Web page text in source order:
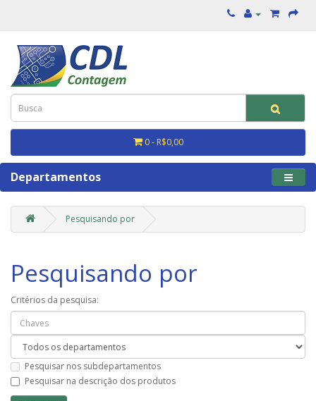
0 - R$0,00
Departamentos
Pesquisando por
Pesquisando por
Critérios da pesquisa:
Pesquisar nos subdepartamentos
Pesquisar na descrição dos produtos